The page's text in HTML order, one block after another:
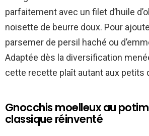
parfaitement avec un filet d’huile
noisette de beurre doux. Pour
parsemer de persil haché ou
Adaptée dès la diversification
cette recette plaît autant aux petits
Gnocchis moelleux au
classique réinventé